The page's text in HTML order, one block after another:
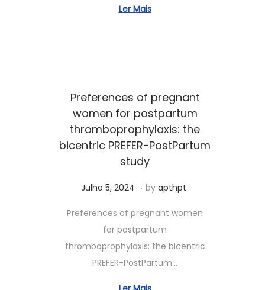
o
Ler Mais
Preferences of pregnant
women for postpartum
thromboprophylaxis: the
bicentric PREFER-PostPartum
study
Posted on
Julho 5, 2024 S
t
e
m
b
r
. by apthpt
Preferences of pregnant women
for postpartum
thromboprophylaxis: the bicentric
PREFER-PostPartum…